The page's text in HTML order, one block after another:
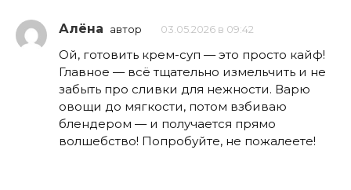
Алёна автор 03.05.2026 в 09:42
Ой, готовить крем-суп — это просто кайф!
Главное — всё тщательно измельчить и не
забыть про сливки для нежности. Варю
овощи до мягкости, потом взбиваю
блендером — и получается прямо
волшебство! Попробуйте, не пожалеете!